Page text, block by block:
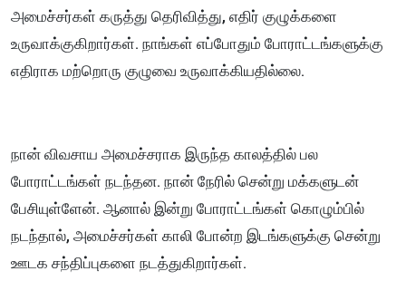
அமைச்சர்கள் கருத்து தெரிவித்து, எதிர் குழுக்களை
உருவாக்குகிறார்கள். நாங்கள் எப்போதும் போராட்டங்களுக்கு
எதிராக மற்றொரு குழுவை உருவாக்கியதில்லை.
நான் விவசாய அமைச்சராக இருந்த காலத்தில் பல
போராட்டங்கள் நடந்தன. நான் நேரில் சென்று மக்களுடன்
பேசியுள்ளேன். ஆனால் இன்று போராட்டங்கள் கொழும்பில்
நடந்தால், அமைச்சர்கள் காலி போன்ற இடங்களுக்கு சென்று
ஊடக சந்திப்புகளை நடத்துகிறார்கள்.